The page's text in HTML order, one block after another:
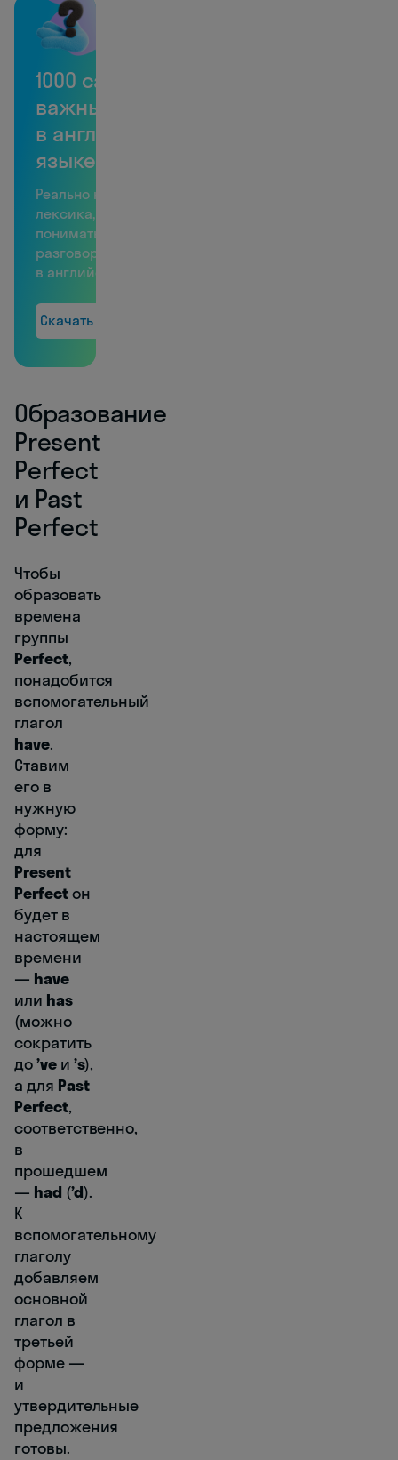
1000 самых
важных слов
в английском
языке
Реально нужная
лексика, чтобы
понимать 60%
разговоров
в английском
Скачать бесплатно
Образование
Present
Perfect
и Past
Perfect
Чтобы
образовать
времена
группы
Perfect,
понадобится
вспомогательный
глагол
have.
Ставим
его в
нужную
форму:
для
Present
Perfectон
будет в
настоящем
времени
― have
или has
(можно
сократить
до’veи ’s),
а для Past
Perfect,
соответственно,
в
прошедшем
― had (’d).
К
вспомогательному
глаголу
добавляем
основной
глагол в
третьей
форме —
и
утвердительные
предложения
готовы.